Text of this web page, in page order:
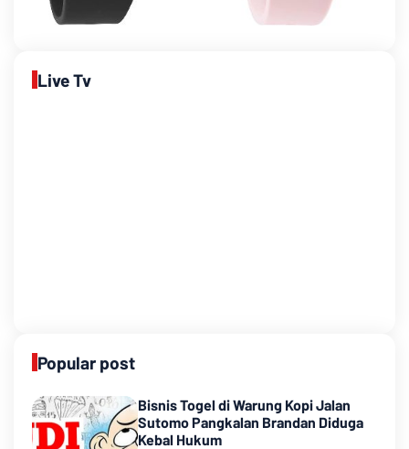
Live Tv
Popular post
Bisnis Togel di Warung Kopi Jalan
Sutomo Pangkalan Brandan Diduga
Kebal Hukum